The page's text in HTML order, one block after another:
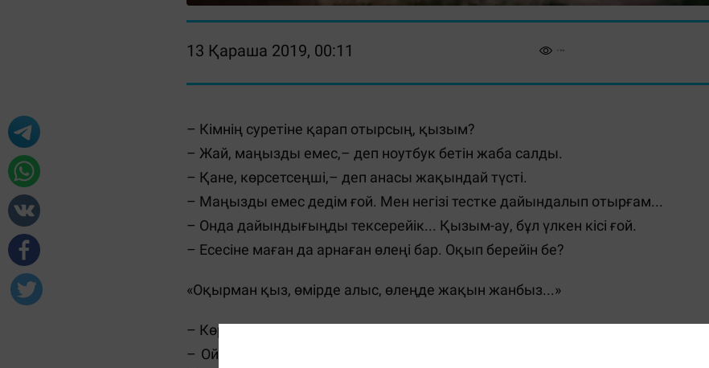
13 Қараша 2019, 00:11
– Кімнің суретіне қарап отырсың, қызым?
– Жай, маңызды емес,– деп ноутбук бетін жаба салды.
– Қане, көрсетсеңші,– деп анасы жақындай түсті.
– Маңызды емес дедім ғой. Мен негізі тестке дайындалып отырғам...
– Онда дайындығыңды тексерейік... Қызым-ау, бұл үлкен кісі ғой.
– Есесіне маған да арнаған өлеңі бар. Оқып берейін бе?
«Оқырман қыз, өмірде алыс, өлеңде жақын жанбыз...»
– Көрдің бе, қызым? Өз отбасы бола тұра өзгеге өлең арнайды.
– Ой, айтады екенсіз. Бұл жай өлең ғой. Ақындар қиялынан шығарады